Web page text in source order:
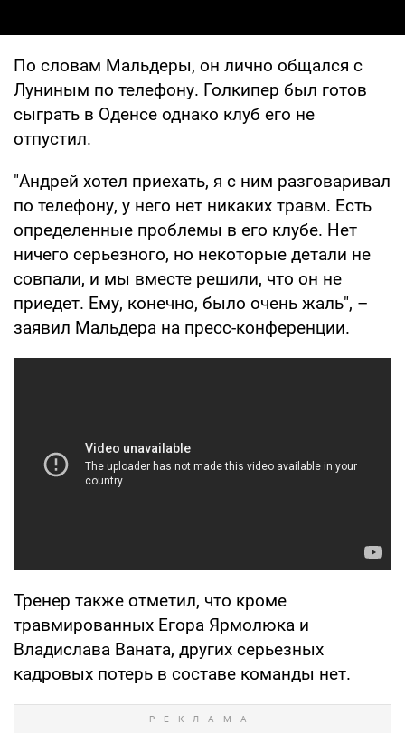
По словам Мальдеры, он лично общался с
Луниным по телефону. Голкипер был готов
сыграть в Оденсе однако клуб его не
отпустил.
"Андрей хотел приехать, я с ним разговаривал
по телефону, у него нет никаких травм. Есть
определенные проблемы в его клубе. Нет
ничего серьезного, но некоторые детали не
совпали, и мы вместе решили, что он не
приедет. Ему, конечно, было очень жаль", –
заявил Мальдера на пресс-конференции.
Тренер также отметил, что кроме
травмированных Егора Ярмолюка и
Владислава Ваната, других серьезных
кадровых потерь в составе команды нет.